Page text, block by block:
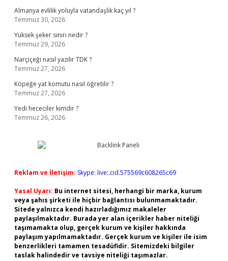
Almanya evlilik yoluyla vatandaşlık kaç yıl ?
Temmuz 30, 2026
Yüksek şeker sınırı nedir ?
Temmuz 29, 2026
Narçiçeği nasıl yazılır TDK ?
Temmuz 27, 2026
Köpeğe yat komutu nasıl öğretilir ?
Temmuz 27, 2026
Yedi hececiler kimdir ?
Temmuz 26, 2026
Reklam ve İletişim: Skype: live:.cid.575569c608265c69
Yasal Uyarı: Bu internet sitesi, herhangi bir marka, kurum
veya şahıs şirketi ile hiçbir bağlantısı bulunmamaktadır.
Sitede yalnızca kendi hazırladığımız makaleler
paylaşılmaktadır. Burada yer alan içerikler haber niteliği
taşımamakta olup, gerçek kurum ve kişiler hakkında
paylaşım yapılmamaktadır. Gerçek kurum ve kişiler ile isim
benzerlikleri tamamen tesadüfidir. Sitemizdeki bilgiler
taslak halindedir ve tavsiye niteliği taşımazlar.